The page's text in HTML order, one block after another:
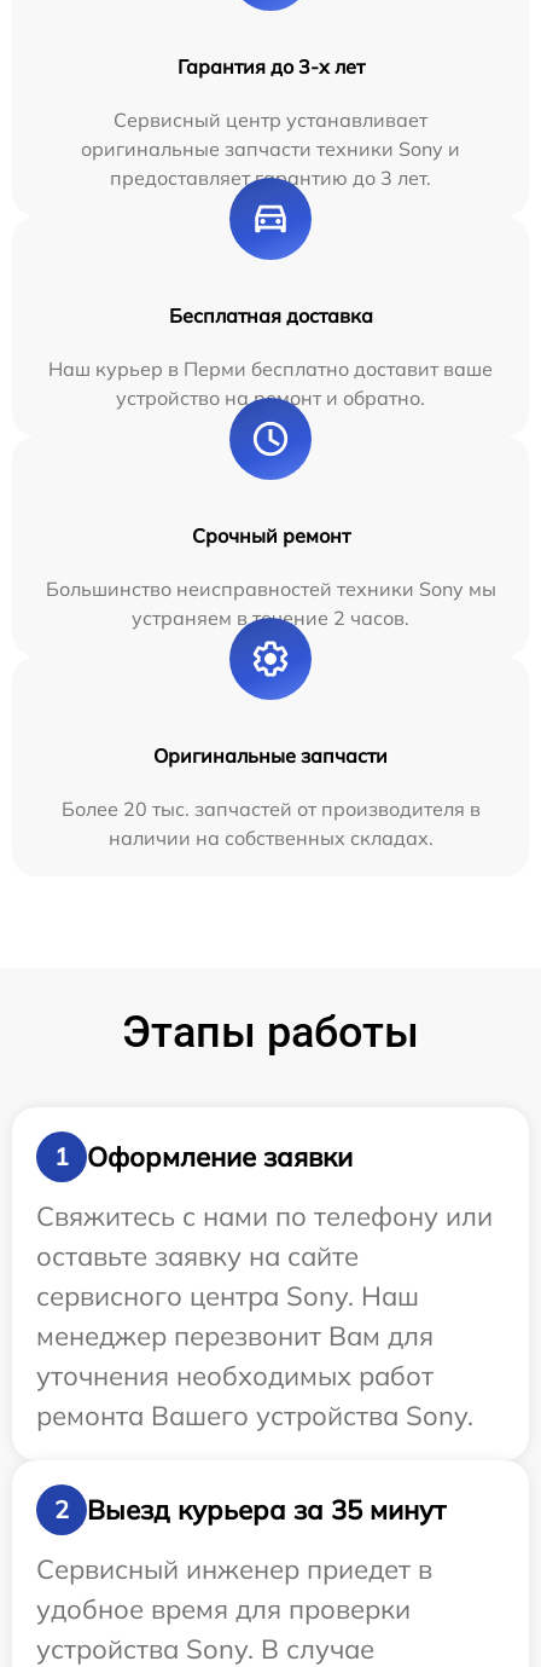
Гарантия до 3-х лет
Сервисный центр устанавливает
оригинальные запчасти техники Sony и
предоставляет гарантию до 3 лет.
Бесплатная доставка
Наш курьер в Перми бесплатно доставит ваше
устройство на ремонт и обратно.
Срочный ремонт
Большинство неисправностей техники Sony мы
устраняем в течение 2 часов.
Оригинальные запчасти
Более 20 тыс. запчастей от производителя в
наличии на собственных складах.
Этапы работы
1
Оформление заявки
Свяжитесь с нами по телефону или
оставьте заявку на сайте
сервисного центра Sony. Наш
менеджер перезвонит Вам для
уточнения необходимых работ
ремонта Вашего устройства Sony.
2
Выезд курьера за 35 минут
Сервисный инженер приедет в
удобное время для проверки
устройства Sony. В случае